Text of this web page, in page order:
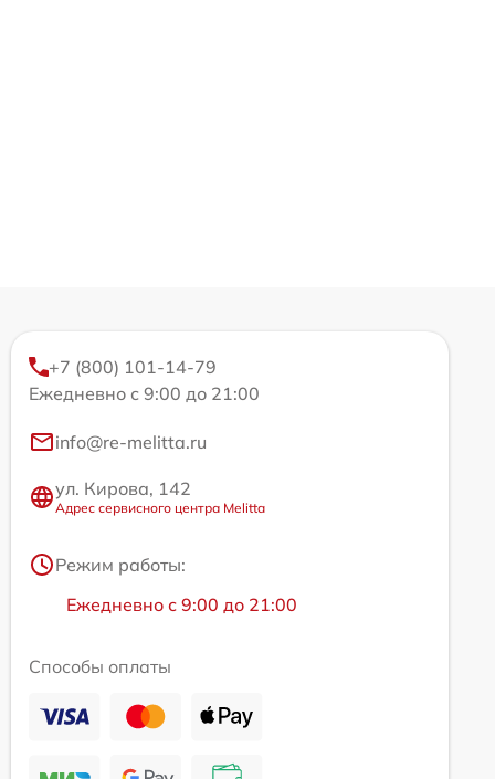
+7 (800) 101-14-79
Ежедневно с 9:00 до 21:00
info@re-melitta.ru
ул. Кирова, 142
Адрес сервисного центра Melitta
Режим работы:
Ежедневно с 9:00 до 21:00
Способы оплаты